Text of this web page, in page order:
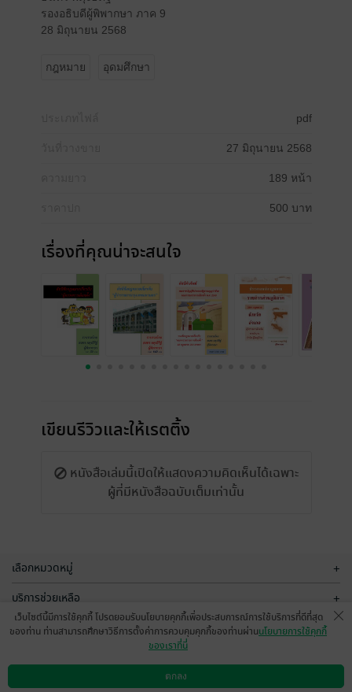
รองอธิบดีผู้พิพากษา ภาค 9
28 มิถุนายน 2568
กฎหมาย อุดมศึกษา
pdf
27 มิถุนายน 2568
189 หน้า
500 บาท
เรื่องที่คุณน่าจะสนใจ
เขียนรีวิวและให้เรตติ้ง
หนังสือเล่มนี้เปิดให้แสดงความคิดเห็นได้เฉพาะ
ผู้ที่มีหนังสือฉบับเต็มเท่านั้น
เลือกหมวดหมู่ +
บริการช่วยเหลือ +
เกี่ยวกับเรา
ดาวน์โหลดแอป วิธีการใช้งาน ติดต่อเรา
เว็บไซต์นี้มีการใช้คุกกี้ โปรดยอมรับนโยบายคุกกี้เพื่อประสบการณ์การใช้บริการที่ดีที่สุด
ของท่าน ท่านสามารถศึกษาวิธีการตั้งค่าการควบคุมคุกกี้ของท่านผ่านนโยบายการใช้คุกกี้
ของเราที่นี่
ตกลง